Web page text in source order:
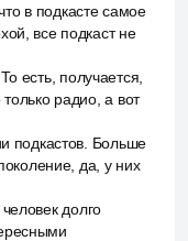
в подкасте самое
все подкаст не
есть, получается,
радио, а вот
подкастов. Больше
да, у них
долго